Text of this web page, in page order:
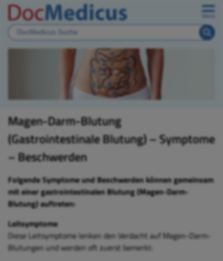
Magen-Darm-Blutung
(Gastrointestinale Blutung) – Symptome
– Beschwerden
Folgende Symptome und Beschwerden können gemeinsam
mit einer gastrointestinalen Blutung (Magen-Darm-
Blutung) auftreten:
Leitsymptome
Diese Leitsymptome lenken den Verdacht auf Magen-Darm-
Blutungen und werden oft zuerst bemerkt: